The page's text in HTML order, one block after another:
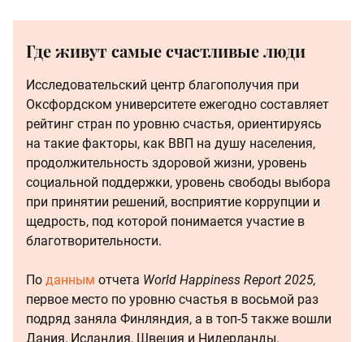
Где живут самые счастливые люди
Исследовательский центр благополучия при
Оксфордском университете ежегодно составляет
рейтинг стран по уровню счастья, ориентируясь
на такие факторы, как ВВП на душу населения,
продолжительность здоровой жизни, уровень
социальной поддержки, уровень свободы выбора
при принятии решений, восприятие коррупции и
щедрость, под которой понимается участие в
благотворительности.
По данным отчета World Happiness Report 2025,
первое место по уровню счастья в восьмой раз
подряд заняла Финляндия, а в топ-5 также вошли
Дания, Исландия, Швеция и Нидерланды.